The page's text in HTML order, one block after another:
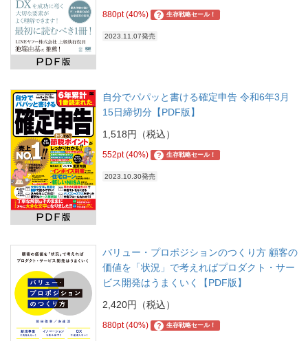
880pt (40%) ? 生存戦略セール！
2023.11.07発売
自分でパパッと書ける確定申告 令和6年3月
15日締切分【PDF版】
1,518円（税込）
552pt (40%) ? 生存戦略セール！
2023.10.30発売
バリュー・プロポジションのつくり方 顧客の
価値を「状況」で考えればプロダクト・サー
ビス開発はうまくいく【PDF版】
2,420円（税込）
880pt (40%) ? 生存戦略セール！